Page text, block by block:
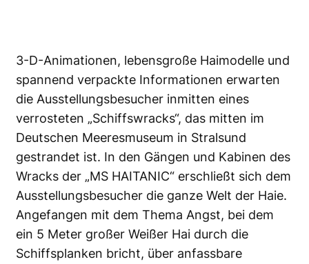
3-D-Animationen, lebensgroße Haimodelle und
spannend verpackte Informationen erwarten
die Ausstellungsbesucher inmitten eines
verrosteten „Schiffswracks“, das mitten im
Deutschen Meeresmuseum in Stralsund
gestrandet ist. In den Gängen und Kabinen des
Wracks der „MS HAITANIC“ erschließt sich dem
Ausstellungsbesucher die ganze Welt der Haie.
Angefangen mit dem Thema Angst, bei dem
ein 5 Meter großer Weißer Hai durch die
Schiffsplanken bricht, über anfassbare